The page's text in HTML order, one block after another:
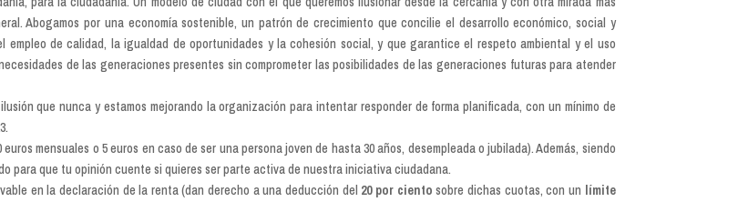
Abogamos por una economía sostenible, un patrón de crecimiento que concilie el desarrollo económico, social y
de calidad, la igualdad de oportunidades y la cohesión social, y que garantice el respeto ambiental y el uso
de las generaciones presentes sin comprometer las posibilidades de las generaciones futuras para atender
que nunca y estamos mejorando la organización para intentar responder de forma planificada, con un mínimo de
euros mensuales o 5 euros en caso de ser una persona joven de hasta 30 años, desempleada o jubilada). Además, siendo
para que tu opinión cuente si quieres ser parte activa de nuestra iniciativa ciudadana.
en la declaración de la renta (dan derecho a una deducción del 20 por cientosobre dichas cuotas, con un límite